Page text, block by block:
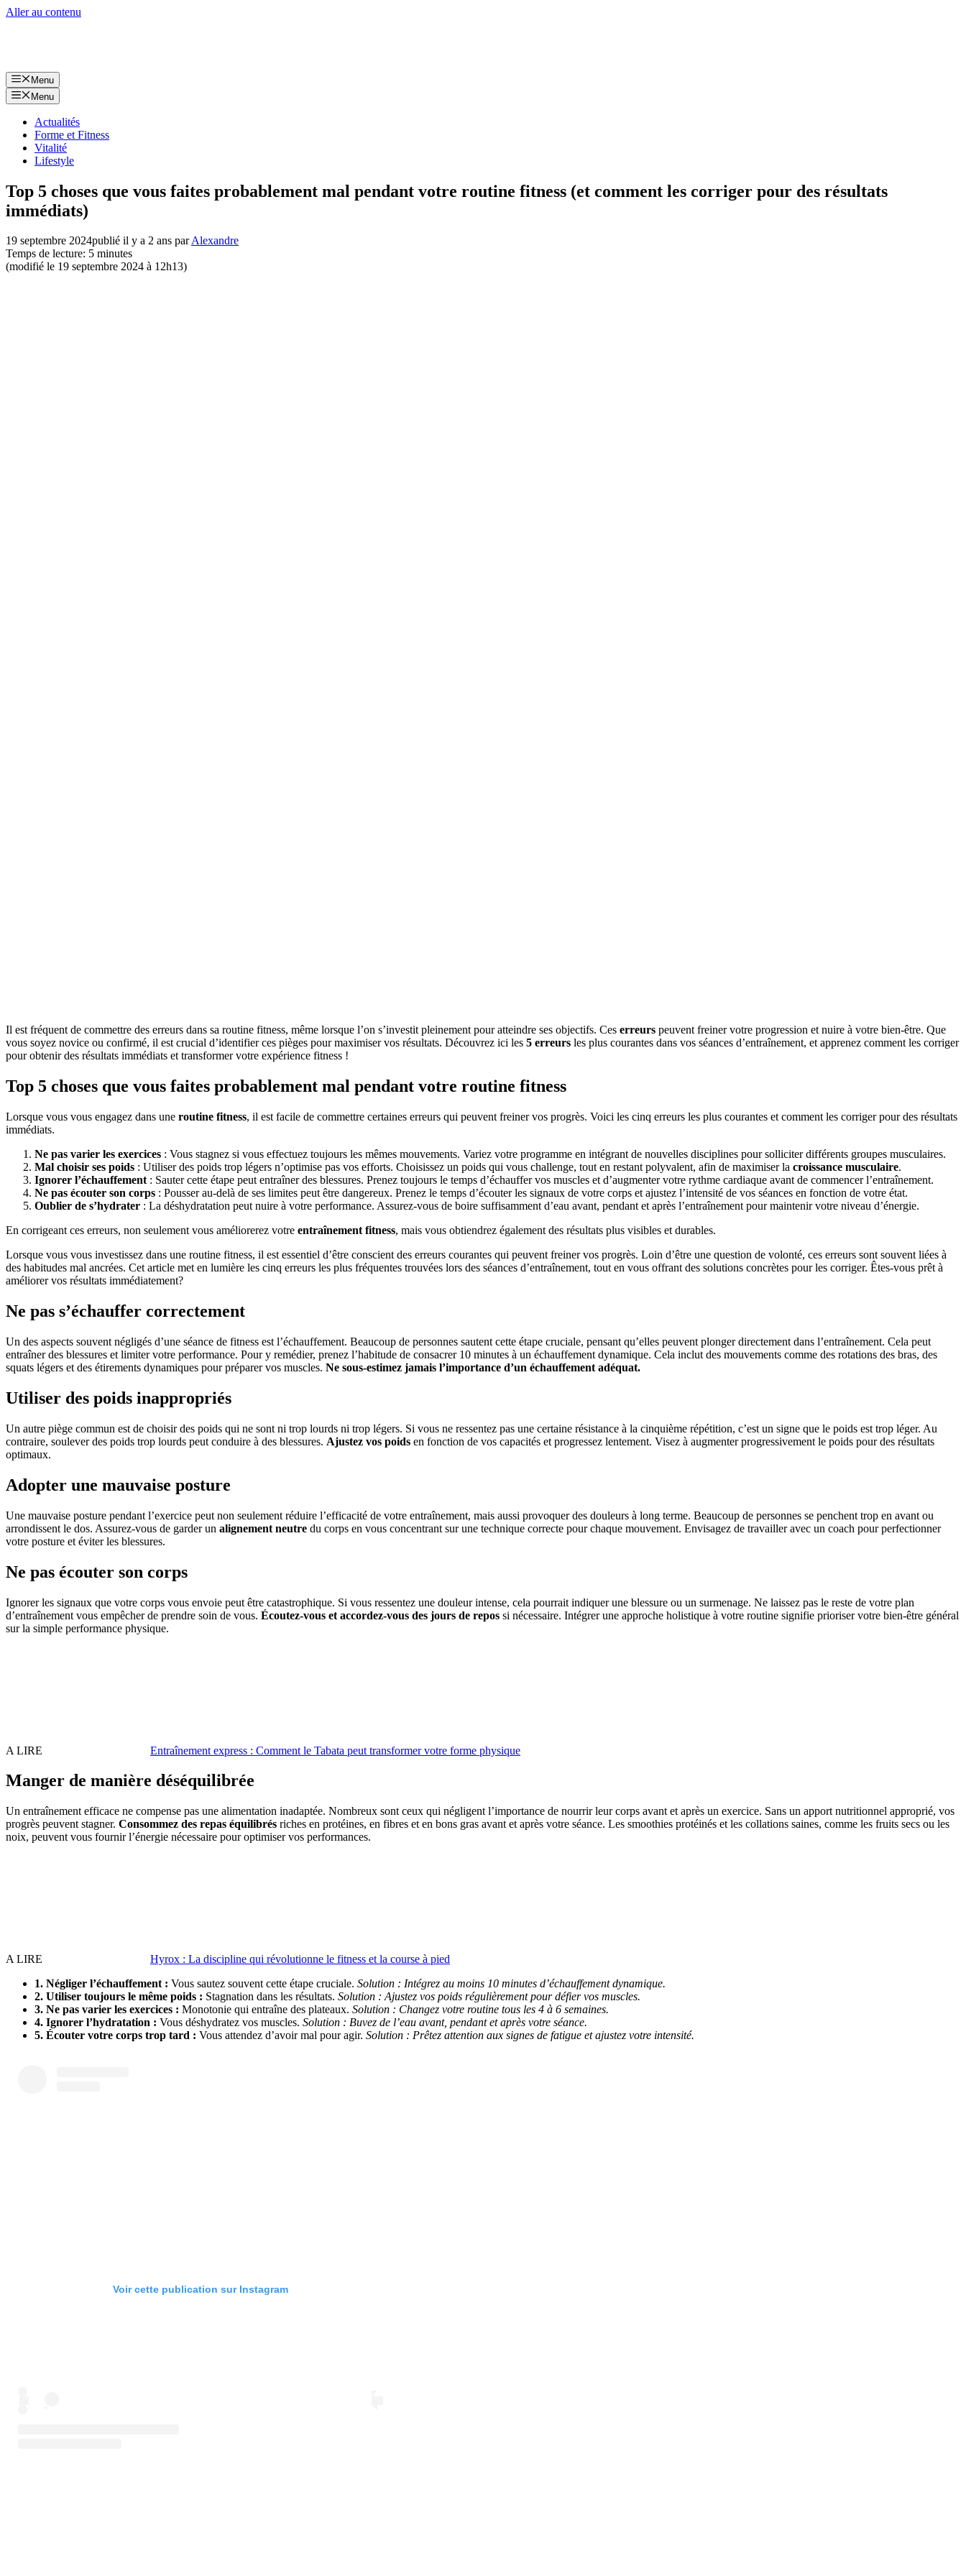
Aller au contenu
Menu
Menu
Actualités
Forme et Fitness
Vitalité
Lifestyle
Top 5 choses que vous faites probablement mal pendant votre routine fitness (et comment les corriger pour des résultats
immédiats)
19 septembre 2024publié il y a 2 ans parAlexandre
Temps de lecture: 5 minutes
(modifié le 19 septembre 2024 à 12h13)
Il est fréquent de commettre des erreurs dans sa routine fitness, même lorsque l’on s’investit pleinement pour atteindre ses objectifs. Ces erreurs peuvent freiner votre progression et nuire à votre bien-être. Que
vous soyez novice ou confirmé, il est crucial d’identifier ces pièges pour maximiser vos résultats. Découvrez ici les 5 erreurs les plus courantes dans vos séances d’entraînement, et apprenez comment les corriger
pour obtenir des résultats immédiats et transformer votre expérience fitness !
Top 5 choses que vous faites probablement mal pendant votre routine fitness
Lorsque vous vous engagez dans une routine fitness, il est facile de commettre certaines erreurs qui peuvent freiner vos progrès. Voici les cinq erreurs les plus courantes et comment les corriger pour des résultats
immédiats.
Ne pas varier les exercices : Vous stagnez si vous effectuez toujours les mêmes mouvements. Variez votre programme en intégrant de nouvelles disciplines pour solliciter différents groupes musculaires.
Mal choisir ses poids : Utiliser des poids trop légers n’optimise pas vos efforts. Choisissez un poids qui vous challenge, tout en restant polyvalent, afin de maximiser la croissance musculaire.
Ignorer l’échauffement : Sauter cette étape peut entraîner des blessures. Prenez toujours le temps d’échauffer vos muscles et d’augmenter votre rythme cardiaque avant de commencer l’entraînement.
Ne pas écouter son corps : Pousser au-delà de ses limites peut être dangereux. Prenez le temps d’écouter les signaux de votre corps et ajustez l’intensité de vos séances en fonction de votre état.
Oublier de s’hydrater : La déshydratation peut nuire à votre performance. Assurez-vous de boire suffisamment d’eau avant, pendant et après l’entraînement pour maintenir votre niveau d’énergie.
En corrigeant ces erreurs, non seulement vous améliorerez votre entraînement fitness, mais vous obtiendrez également des résultats plus visibles et durables.
Lorsque vous vous investissez dans une routine fitness, il est essentiel d’être conscient des erreurs courantes qui peuvent freiner vos progrès. Loin d’être une question de volonté, ces erreurs sont souvent liées à
des habitudes mal ancrées. Cet article met en lumière les cinq erreurs les plus fréquentes trouvées lors des séances d’entraînement, tout en vous offrant des solutions concrètes pour les corriger. Êtes-vous prêt à
améliorer vos résultats immédiatement?
Ne pas s’échauffer correctement
Un des aspects souvent négligés d’une séance de fitness est l’échauffement. Beaucoup de personnes sautent cette étape cruciale, pensant qu’elles peuvent plonger directement dans l’entraînement. Cela peut
entraîner des blessures et limiter votre performance. Pour y remédier, prenez l’habitude de consacrer 10 minutes à un échauffement dynamique. Cela inclut des mouvements comme des rotations des bras, des
squats légers et des étirements dynamiques pour préparer vos muscles. Ne sous-estimez jamais l’importance d’un échauffement adéquat.
Utiliser des poids inappropriés
Un autre piège commun est de choisir des poids qui ne sont ni trop lourds ni trop légers. Si vous ne ressentez pas une certaine résistance à la cinquième répétition, c’est un signe que le poids est trop léger. Au
contraire, soulever des poids trop lourds peut conduire à des blessures. Ajustez vos poids en fonction de vos capacités et progressez lentement. Visez à augmenter progressivement le poids pour des résultats
optimaux.
Adopter une mauvaise posture
Une mauvaise posture pendant l’exercice peut non seulement réduire l’efficacité de votre entraînement, mais aussi provoquer des douleurs à long terme. Beaucoup de personnes se penchent trop en avant ou
arrondissent le dos. Assurez-vous de garder un alignement neutre du corps en vous concentrant sur une technique correcte pour chaque mouvement. Envisagez de travailler avec un coach pour perfectionner
votre posture et éviter les blessures.
Ne pas écouter son corps
Ignorer les signaux que votre corps vous envoie peut être catastrophique. Si vous ressentez une douleur intense, cela pourrait indiquer une blessure ou un surmenage. Ne laissez pas le reste de votre plan
d’entraînement vous empêcher de prendre soin de vous. Écoutez-vous et accordez-vous des jours de repos si nécessaire. Intégrer une approche holistique à votre routine signifie prioriser votre bien-être général
sur la simple performance physique.
A LIRE Entraînement express : Comment le Tabata peut transformer votre forme physique
Manger de manière déséquilibrée
Un entraînement efficace ne compense pas une alimentation inadaptée. Nombreux sont ceux qui négligent l’importance de nourrir leur corps avant et après un exercice. Sans un apport nutritionnel approprié, vos
progrès peuvent stagner. Consommez des repas équilibrés riches en protéines, en fibres et en bons gras avant et après votre séance. Les smoothies protéinés et les collations saines, comme les fruits secs ou les
noix, peuvent vous fournir l’énergie nécessaire pour optimiser vos performances.
A LIRE
Hyrox : La discipline qui révolutionne le fitness et la course à pied
1. Négliger l’échauffement : Vous sautez souvent cette étape cruciale. Solution : Intégrez au moins 10 minutes d’échauffement dynamique.
2. Utiliser toujours le même poids : Stagnation dans les résultats. Solution : Ajustez vos poids régulièrement pour défier vos muscles.
3. Ne pas varier les exercices : Monotonie qui entraîne des plateaux. Solution : Changez votre routine tous les 4 à 6 semaines.
4. Ignorer l’hydratation : Vous déshydratez vos muscles. Solution : Buvez de l’eau avant, pendant et après votre séance.
5. Écouter votre corps trop tard : Vous attendez d’avoir mal pour agir. Solution : Prêtez attention aux signes de fatigue et ajustez votre intensité.
Voir cette publication sur Instagram